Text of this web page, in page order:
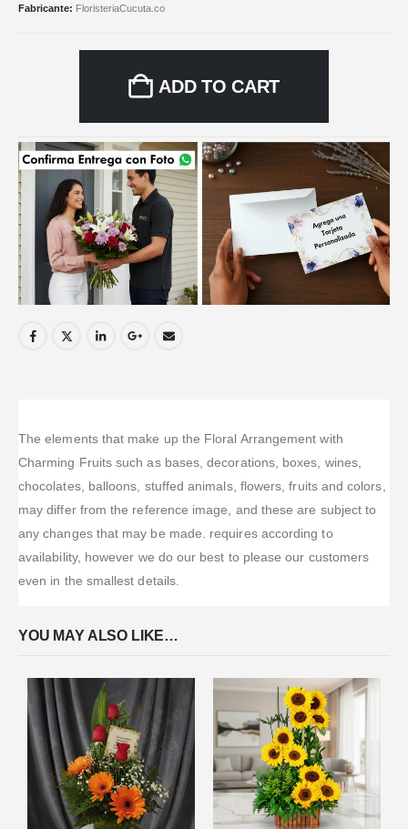
Fabricante: FloristeriaCucuta.co
ADD TO CART
The elements that make up the Floral Arrangement with
Charming Fruits such as bases, decorations, boxes, wines,
chocolates, balloons, stuffed animals, flowers, fruits and colors,
may differ from the reference image, and these are subject to
any changes that may be made. requires according to
availability, however we do our best to please our customers
even in the smallest details.
YOU MAY ALSO LIKE…